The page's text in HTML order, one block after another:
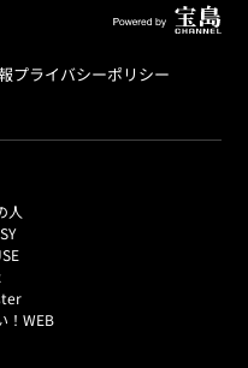
プライバシーポリシー
人
！WEB